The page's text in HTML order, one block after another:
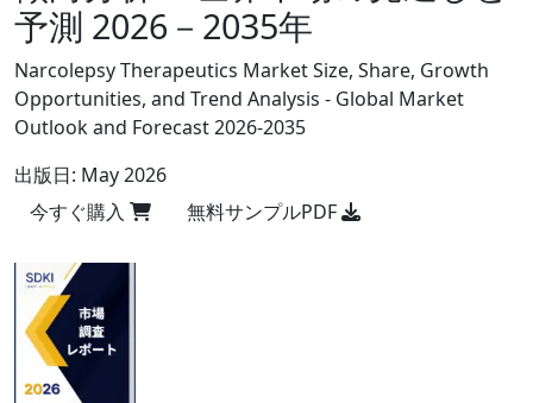
予測 2026－2035年
Narcolepsy Therapeutics Market Size, Share, Growth
Opportunities, and Trend Analysis - Global Market
Outlook and Forecast 2026-2035
出版日: May 2026
今すぐ購入
無料サンプルPDF